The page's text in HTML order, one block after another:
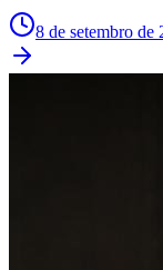
8 de setembro de